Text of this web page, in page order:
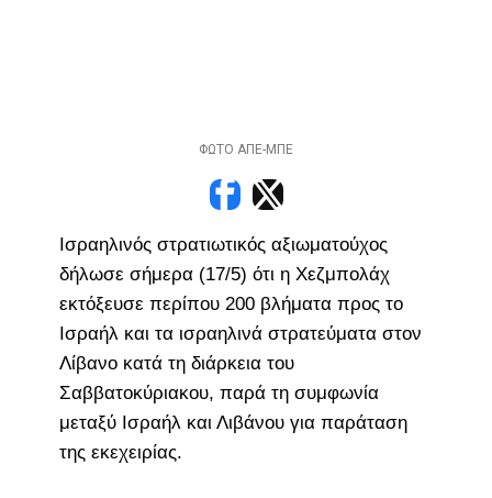
ΦΩΤΟ ΑΠΕ-ΜΠΕ
Ισραηλινός στρατιωτικός αξιωματούχος
δήλωσε σήμερα (17/5) ότι η Χεζμπολάχ
εκτόξευσε περίπου 200 βλήματα προς το
Ισραήλ και τα ισραηλινά στρατεύματα στον
Λίβανο κατά τη διάρκεια του
Σαββατοκύριακου, παρά τη συμφωνία
μεταξύ Ισραήλ και Λιβάνου για παράταση
της εκεχειρίας.